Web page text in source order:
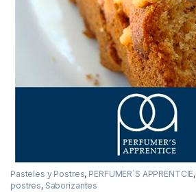
Pasteles y Postres, PERFUMER´S APPRENTCIE,
postres, Saborizantes